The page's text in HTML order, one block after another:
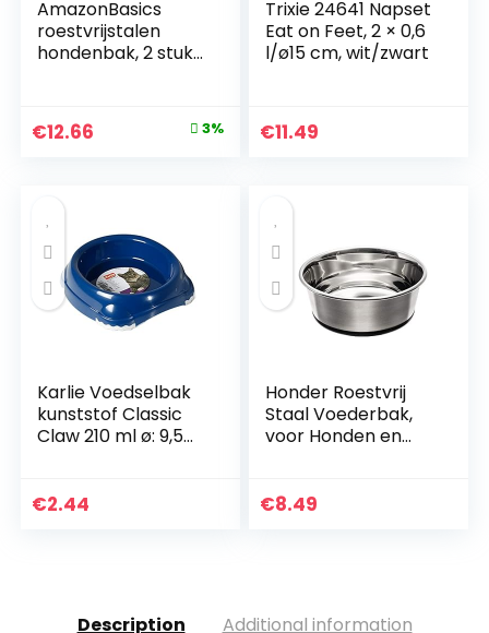
AmazonBasics
roestvrijstalen
hondenbak, 2 stuks
Original
€12.66 3%
Trixie 24641 Napset
Eat on Feet, 2 × 0,6
l/ø15 cm, wit/zwart
€11.49
Karlie Voedselbak
kunststof Classic
Claw 210 ml ø: 9,5
€2.44
Honder Roestvrij
Staal Voederbak,
voor Honden en
€8.49
Description Additional information